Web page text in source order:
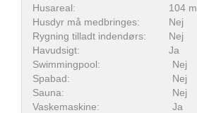
Husareal:
104
Husdyr må medbringes:
Nej
Rygning tilladt indendørs:
Nej
Havudsigt:
Ja
Swimmingpool:
Nej
Spabad:
Nej
Sauna:
Nej
Vaskemaskine:
Ja